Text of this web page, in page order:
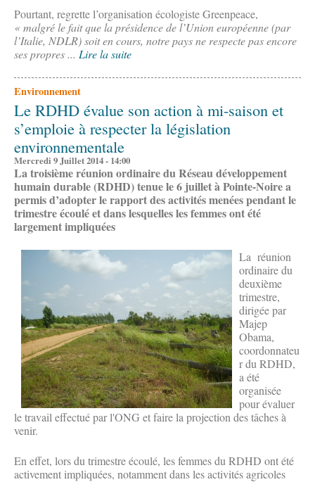
Pourtant, regrette l’organisation écologiste Greenpeace,
« malgré le fait que la présidence de l’Union européenne (par
l’Italie, NDLR) soit en cours, notre pays ne respecte pas encore
ses propres ... Lire la suite
Environnement
Le RDHD évalue son action à mi-saison et
s’emploie à respecter la législation
environnementale
Mercredi 9 Juillet 2014 - 14:00
La troisième réunion ordinaire du Réseau développement
humain durable (RDHD) tenue le 6 juillet à Pointe-Noire a
permis d’adopter le rapport des activités menées pendant le
trimestre écoulé et dans lesquelles les femmes ont été
largement impliquées
La réunion
ordinaire du
deuxième
trimestre,
dirigée par
Majep
Obama,
coordonnateu
r du RDHD,
a été
organisée
pour évaluer
le travail effectué par l'ONG et faire la projection des tâches à
venir.
En effet, lors du trimestre écoulé, les femmes du RDHD ont été
activement impliquées, notamment dans les activités agricoles